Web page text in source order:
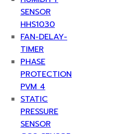
SENSOR
HHS1030
FAN-DELAY-
TIMER
PHASE
PROTECTION
PVM 4
STATIC
PRESSURE
SENSOR